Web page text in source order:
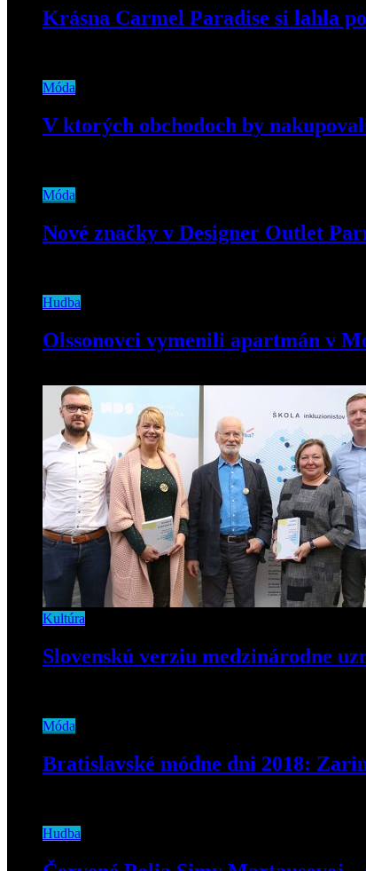
Krásna Carmel Paradise si lahla
Móda
V ktorých obchodoch by
Móda
Nové značky v Designer Outlet
Hudba
Olssonovci vymenili apartmán v
Kultúra
Slovenskú verziu medzinárodne
Móda
Bratislavské módne dni 2018:
Hudba